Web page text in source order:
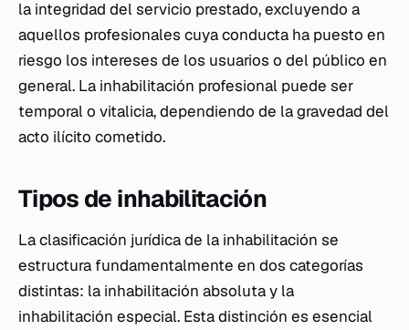
la integridad del servicio prestado, excluyendo a
aquellos profesionales cuya conducta ha puesto en
riesgo los intereses de los usuarios o del público en
general. La inhabilitación profesional puede ser
temporal o vitalicia, dependiendo de la gravedad del
acto ilícito cometido.
Tipos de inhabilitación
La clasificación jurídica de la inhabilitación se
estructura fundamentalmente en dos categorías
distintas: la inhabilitación absoluta y la
inhabilitación especial. Esta distinción es esencial